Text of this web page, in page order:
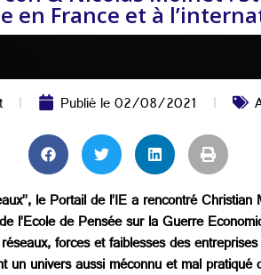
en France et à
Publié le02/08/2021
le Portail de l’IE a rencontré
l’Ecole de Pensée sur la Guerre
forces et faiblesses des
univers aussi méconnu et mal pratiqué